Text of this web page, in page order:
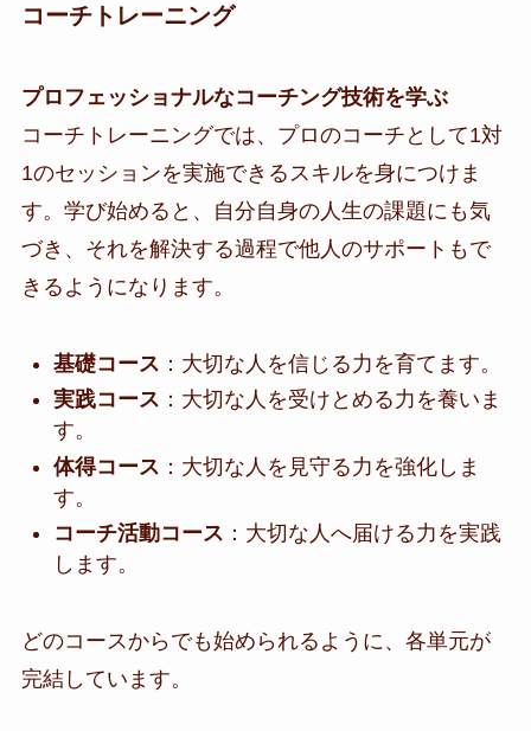
コーチトレーニング
プロフェッショナルなコーチング技術を学ぶ
コーチトレーニングでは、プロのコーチとして1対
1のセッションを実施できるスキルを身につけま
す。学び始めると、自分自身の人生の課題にも気
づき、それを解決する過程で他人のサポートもで
きるようになります。
基礎コース ：大切な人を信じる力を育てます。
実践コース ：大切な人を受けとめる力を養いま
す。
体得コース ：大切な人を見守る力を強化しま
す。
コーチ活動コース ：大切な人へ届ける力を実践
します。
どのコースからでも始められるように、各単元が
完結しています。